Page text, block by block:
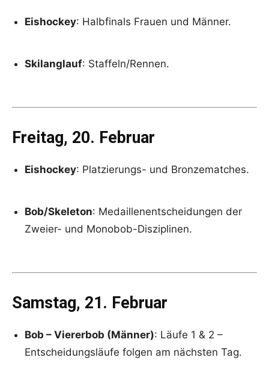
Eishockey: Halbfinals Frauen und Männer.
Skilanglauf: Staffeln/Rennen.
Freitag, 20. Februar
Eishockey: Platzierungs- und Bronzematches.
Bob/Skeleton: Medaillenentscheidungen der
Zweier- und Monobob-Disziplinen.
Samstag, 21. Februar
Bob – Viererbob (Männer): Läufe 1 & 2 –
Entscheidungsläufe folgen am nächsten Tag.